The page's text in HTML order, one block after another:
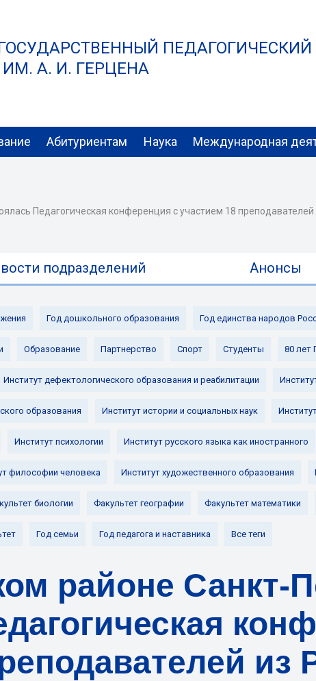
ПЕДАГОГИЧЕСКИЙ
А. И. ГЕРЦЕНА
Абитуриентам Наука Международная
Педагогическая конференция с участием 18
подразделений Анонсы
Год дошкольного образования Год единства народов
Образование Партнерство Спорт Студенты 80 лет
Институт дефектологического образования и реабилитации
образования Институт истории и социальных наук
Институт психологии Институт русского языка как иностранного
философии человека Институт художественного образования
биологии Факультет географии Факультет математики
Год семьи Год педагога и наставника Все теги
районе Санкт-
из